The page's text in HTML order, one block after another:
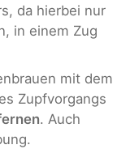
da hierbei nur
in einem Zug
mit dem
Zupfvorgangs
. Auch